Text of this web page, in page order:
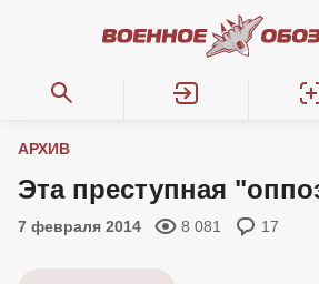
АРХИВ
Эта преступная
7 февраля 2014 8 081 17